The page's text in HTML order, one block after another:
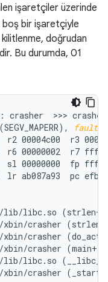
işaretçiler üzerinde
boş bir işaretçiyle
kilitlenme, doğrudan
Bu durumda, 01
>>> crasher
fault
r2 00004c00  r3
r6 00000002  r7
sl 00000000  fp
lr ab087a93  pc
libc.so
crasher
crasher
crasher
libc.so